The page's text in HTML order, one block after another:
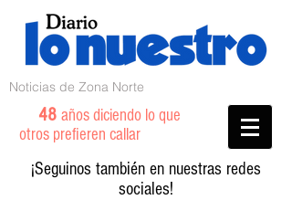
Noticias de Zona Norte
48 años diciendo lo que
otros prefieren callar
¡Seguinos también en nuestras redes
sociales!